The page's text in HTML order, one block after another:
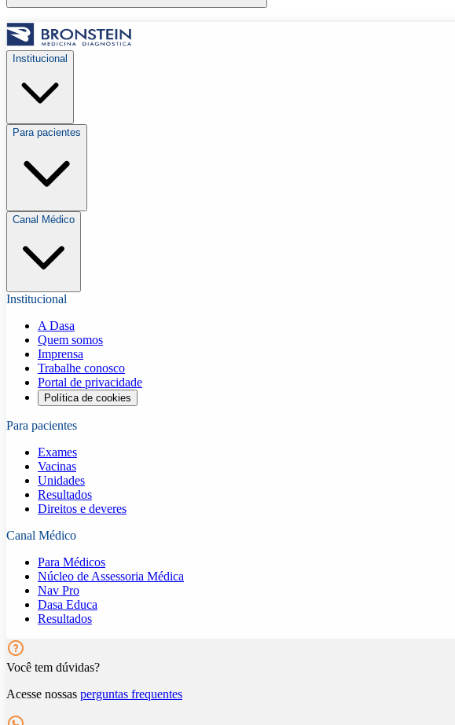
Institucional
Para pacientes
Canal Médico
Institucional
A Dasa
Quem somos
Imprensa
Trabalhe conosco
Portal de privacidade
Política de cookies
Para pacientes
Exames
Vacinas
Unidades
Resultados
Direitos e deveres
Canal Médico
Para Médicos
Núcleo de Assessoria Médica
Nav Pro
Dasa Educa
Resultados
Você tem dúvidas?
Acesse nossas perguntas frequentes